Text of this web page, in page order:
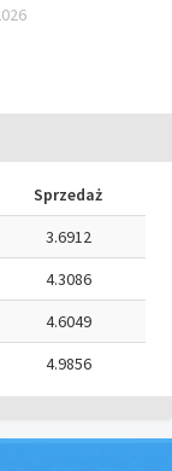
Sprzedaż
3.6912
4.3086
4.6049
4.9856